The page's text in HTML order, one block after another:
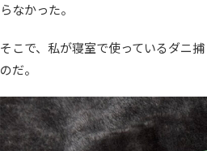
らなかった。
そこで、私が寝室で使っているダニ
のだ。